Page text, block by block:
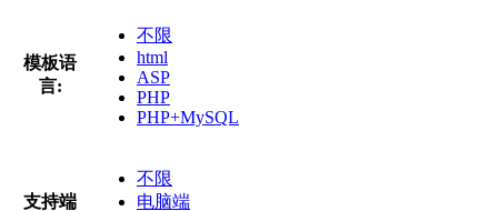
模板语
言:
不限
html
ASP
PHP
PHP+MySQL
支持端
不限
电脑端